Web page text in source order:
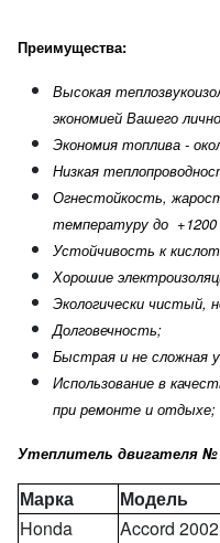
Преимущества:
Высокая
экономией Вашего
Экономия топлива -
Низкая
Огнестойкость,
температуру до +1200
Устойчивость к
Хорошие
Экологически чистый,
Долговечность;
Быстрая и не сложная
Использование в
при ремонте и отдыхе;
Утеплитель двигателя
Марка
Модель
Honda
Accord